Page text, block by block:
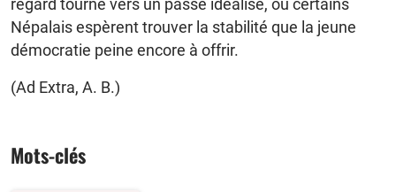
regard tourné vers un passé idéalisé, où certains
Népalais espèrent trouver la stabilité que la jeune
démocratie peine encore à offrir.
(Ad Extra, A. B.)
Mots-clés